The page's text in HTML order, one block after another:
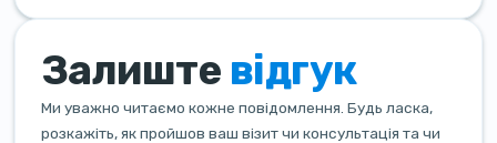
Залиште відгук
Ми уважно читаємо кожне повідомлення. Будь ласка,
розкажіть, як пройшов ваш візит чи консультація та чи